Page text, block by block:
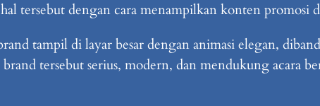
tersebut dengan cara menampilkan konten promosi
tampil di layar besar dengan animasi elegan,
brand tersebut serius, modern, dan mendukung acara